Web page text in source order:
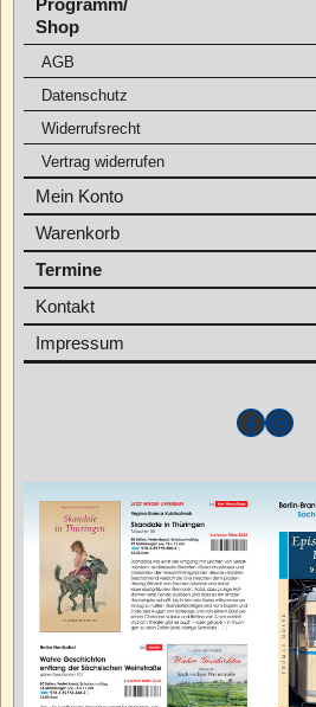
Shop
AGB
Datenschutz
Widerrufsrecht
Vertrag widerrufen
Mein Konto
Warenkorb
Termine
Kontakt
Impressum